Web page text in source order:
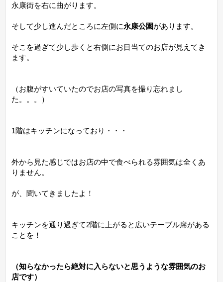
永康街を右に曲がります。
そして少し進んだところに左側に永康公園があります。
そこを過ぎて少し歩くと右側にお目当てのお店が見えてき
ます。
（お腹がすいていたのでお店の写真を撮り忘れまし
た。。。）
1階はキッチンになっており・・・
外から見た感じではお店の中で食べられる雰囲気は全くあ
りません。
が、聞いてきましたよ！
キッチンを通り過ぎて2階に上がると広いテーブル席がある
ことを！
（知らなかったら絶対に入らないと思うような雰囲気のお
店です）